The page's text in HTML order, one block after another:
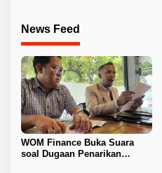
News Feed
WOM Finance Buka Suara
soal Dugaan Penarikan